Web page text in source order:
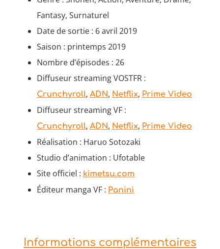
Fantasy, Surnaturel
Date de sortie : 6 avril 2019
Saison : printemps 2019
Nombre d’épisodes : 26
Diffuseur streaming VOSTFR :
Crunchyroll, ADN, Netflix, Prime Video
Diffuseur streaming VF :
Crunchyroll, ADN, Netflix, Prime Video
Réalisation : Haruo Sotozaki
Studio d’animation : Ufotable
Site officiel : kimetsu.com
Éditeur manga VF : Panini
Informations complémentaires